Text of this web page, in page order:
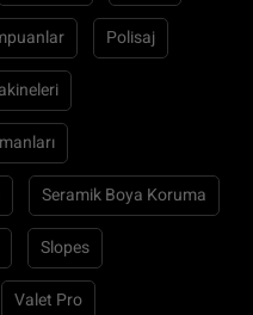
Polisaj
Seramik Boya Koruma
Slopes
Valet Pro